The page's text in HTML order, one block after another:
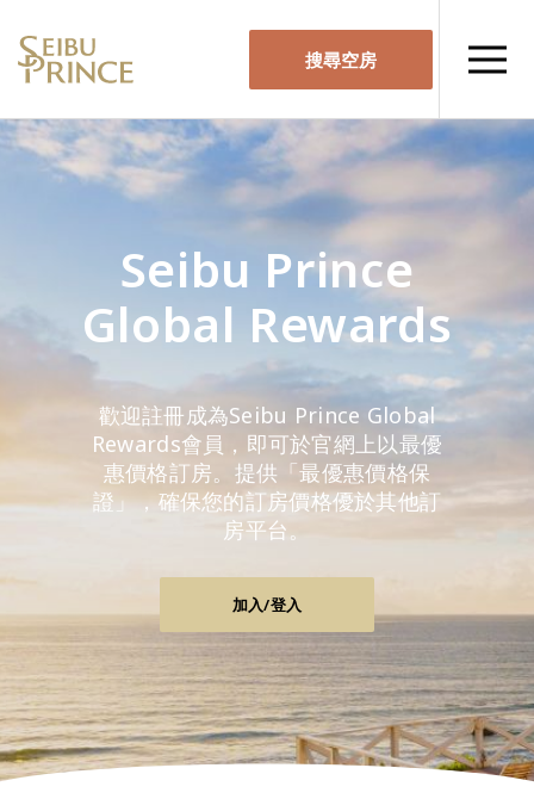
搜尋空房
Seibu Prince
Global Rewards
歡迎註冊成為Seibu Prince Global
Rewards會員，即可於官網上以最優
惠價格訂房。提供「最優惠價格保
證」，確保您的訂房價格優於其他訂
房平台。
加入/登入